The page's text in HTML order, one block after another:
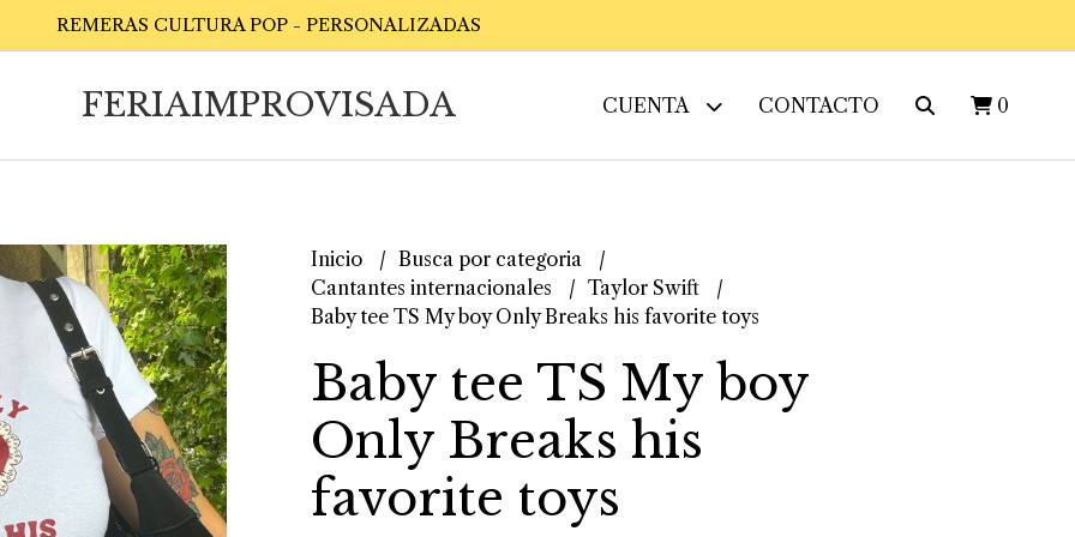
REMERAS CULTURA POP - PERSONALIZADAS
FERIAIMPROVISADA CUENTA CONTACTO 0
Inicio
Busca por categoria
Cantantes internacionales
Taylor Swift
Baby tee TS My boy Only Breaks his favorite toys
Baby tee TS My boy
Only Breaks his
favorite toys